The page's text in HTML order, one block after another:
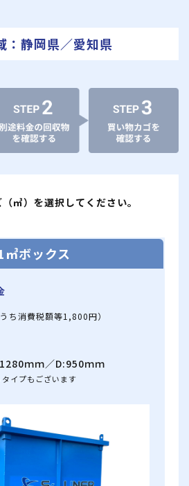
：静岡県／愛知県
㎥）を選択してください。
㎥ボックス
うち消費税額等1,800円）
ｍｍ／D:950ｍｍ
イプもございます